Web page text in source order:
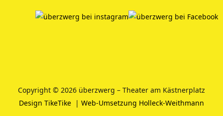
Copyright © 2026 überzwerg – Theater am Kästnerplatz
Design TikeTike | Web-Umsetzung Holleck-Weithmann